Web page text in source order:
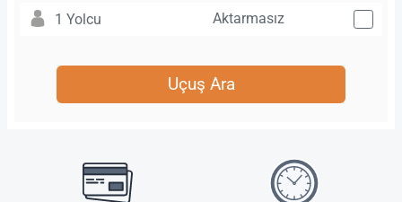
1 Yolcu Aktarmasız
Uçuş Ara